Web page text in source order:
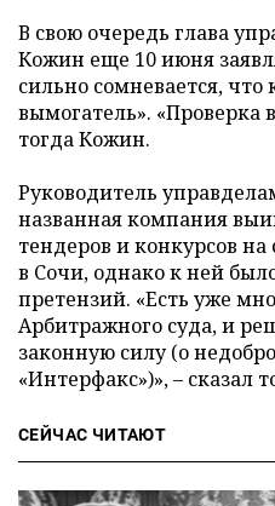
В свою очередь глава
Кожин еще 10 июня
сильно сомневается,
вымогатель». «Проверка
тогда Кожин.
Руководитель
названная компания
тендеров и конкурсов на
в Сочи, однако к ней
претензий. «Есть уже
Арбитражного суда, и
законную силу (о
«Интерфакс»)», – сказал
СЕЙЧАС ЧИТАЮТ